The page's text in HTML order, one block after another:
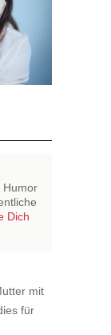
Humor
Dich
mit
für